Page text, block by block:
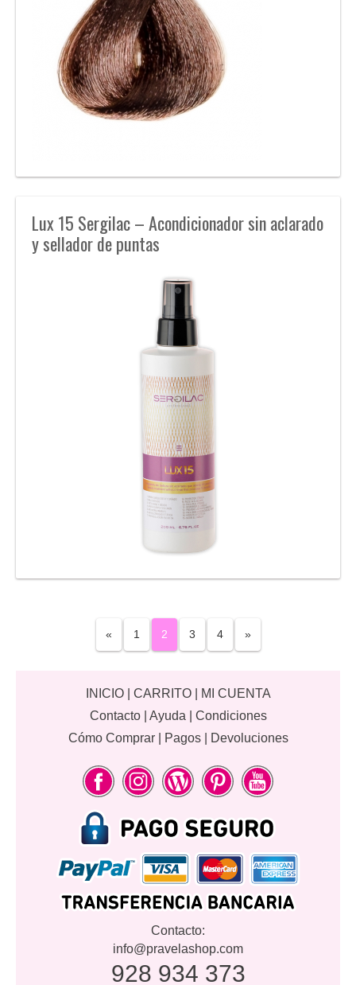
Lux 15 Sergilac – Acondicionador sin aclarado
y sellador de puntas
« 1 2 3 4 »
INICIO| CARRITO|
MI CUENTA
Contacto| Ayuda| Condiciones
Cómo Comprar| Pagos| Devoluciones
Contacto:
info@pravelashop.com
928 934 373